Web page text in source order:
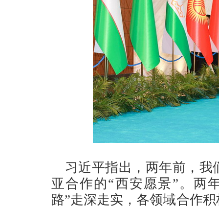
习近平指出，两年前，
亚合作的“西安愿景”。两
路”走深走实，各领域合作